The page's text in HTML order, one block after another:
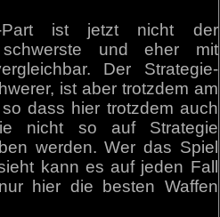
Part ist jetzt nicht der
schwerste und eher mit
Der Strategie-
ist aber trotzdem am
dass hier trotzdem auch
nicht so auf Strategie
werden. Wer das Spiel
kann es auf jeden Fall
hier die besten Waffen